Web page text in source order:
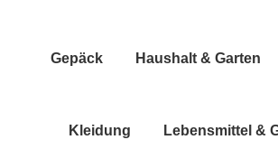
Gepäck Haus­halt & Garten
Klei­dung Lebens­mit­tel &